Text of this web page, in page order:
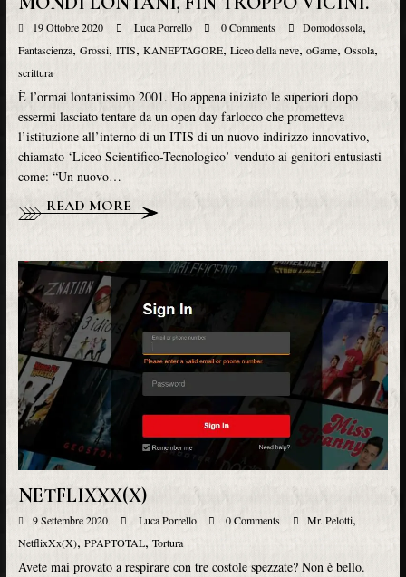
19 Ottobre 2020 Luca Porrello 0 Comments Domodossola,
Fantascienza, Grossi, ITIS, KANEPTAGORE, Liceo della neve, oGame, Ossola,
scrittura
È l’ormai lontanissimo 2001. Ho appena iniziato le superiori dopo
essermi lasciato tentare da un open day farlocco che prometteva
l’istituzione all’interno di un ITIS di un nuovo indirizzo innovativo,
chiamato ‘Liceo Scientifico-Tecnologico’ venduto ai genitori entusiasti
come: “Un nuovo…
READ MORE
NETFLIXXX(X)
9 Settembre 2020 Luca Porrello 0 Comments Mr. Pelotti,
NetflixXx(X), PPAPTOTAL, Tortura
Avete mai provato a respirare con tre costole spezzate? Non è bello.